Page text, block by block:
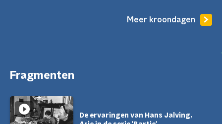
Meer kroondagen
Fragmenten
De ervaringen van Hans Jalving,